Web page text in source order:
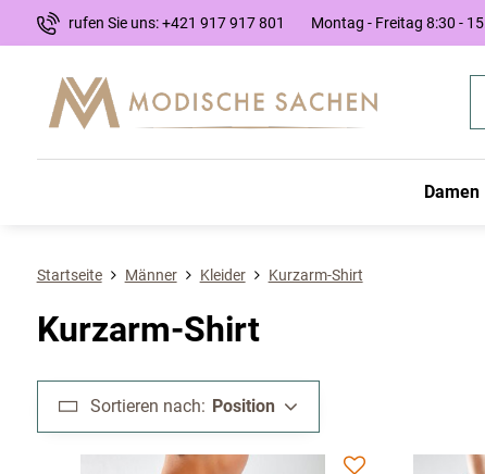
rufen Sie uns: +421 917 917 801 Montag - Freitag 8:30 -
Damen
Startseite Männer Kleider Kurzarm-Shirt
Kurzarm-Shirt
Sortieren nach: Position